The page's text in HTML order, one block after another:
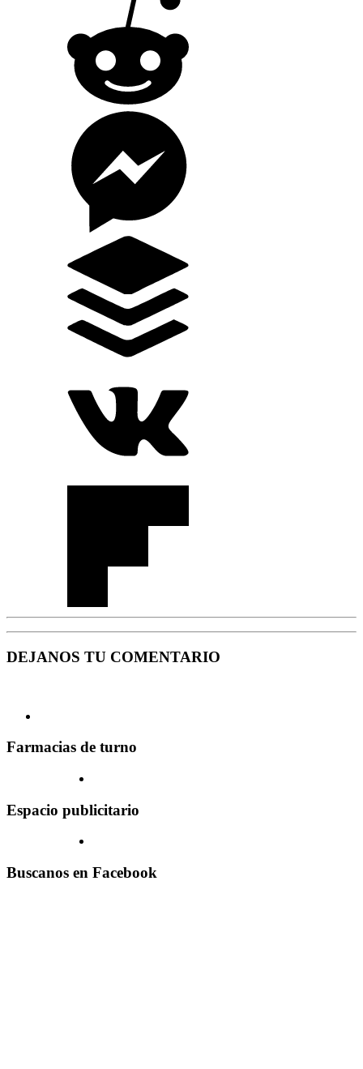
DEJANOS TU COMENTARIO
Farmacias de turno
Espacio publicitario
Buscanos en Facebook